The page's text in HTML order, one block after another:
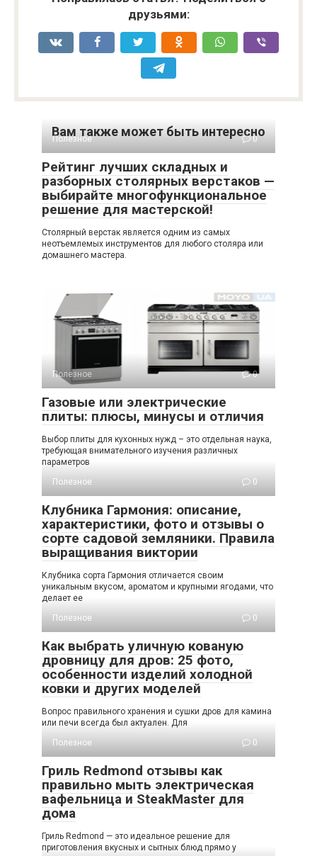
друзьями:
Вам также может быть интересно
Полезное 0
Рейтинг лучших складных и
разборных столярных верстаков —
выбирайте многофункциональное
решение для мастерской!
Столярный верстак является одним из самых
неотъемлемых инструментов для любого столяра или
домашнего мастера.
Полезное 0
Газовые или электрические
плиты: плюсы, минусы и отличия
Выбор плиты для кухонных нужд – это отдельная наука,
требующая внимательного изучения различных
параметров
Полезное
0
Клубника Гармония: описание,
характеристики, фото и отзывы о
сорте садовой земляники. Правила
выращивания виктории
Клубника сорта Гармония отличается своим
уникальным вкусом, ароматом и крупными ягодами, что
делает ее
Полезное
0
Как выбрать уличную кованую
дровницу для дров: 25 фото,
особенности изделий холодной
ковки и других моделей
Вопрос правильного хранения и сушки дров для камина
или печи всегда был актуален. Для
Полезное
0
Гриль Redmond отзывы как
правильно мыть электрическая
вафельница и SteakMaster для
дома
Гриль Redmond — это идеальное решение для
приготовления вкусных и сытных блюд прямо у